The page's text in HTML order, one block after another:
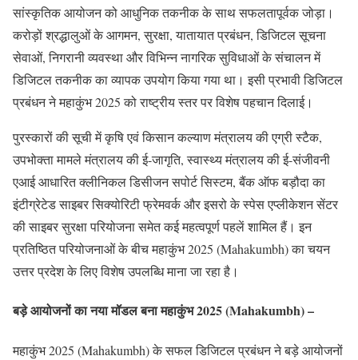
सांस्कृतिक आयोजन को आधुनिक तकनीक के साथ सफलतापूर्वक जोड़ा।
करोड़ों श्रद्धालुओं के आगमन, सुरक्षा, यातायात प्रबंधन, डिजिटल सूचना
सेवाओं, निगरानी व्यवस्था और विभिन्न नागरिक सुविधाओं के संचालन में
डिजिटल तकनीक का व्यापक उपयोग किया गया था। इसी प्रभावी डिजिटल
प्रबंधन ने महाकुंभ 2025 को राष्ट्रीय स्तर पर विशेष पहचान दिलाई।
पुरस्कारों की सूची में कृषि एवं किसान कल्याण मंत्रालय की एग्री स्टैक,
उपभोक्ता मामले मंत्रालय की ई-जागृति, स्वास्थ्य मंत्रालय की ई-संजीवनी
एआई आधारित क्लीनिकल डिसीजन सपोर्ट सिस्टम, बैंक ऑफ बड़ौदा का
इंटीग्रेटेड साइबर सिक्योरिटी फ्रेमवर्क और इसरो के स्पेस एप्लीकेशन सेंटर
की साइबर सुरक्षा परियोजना समेत कई महत्वपूर्ण पहलें शामिल हैं। इन
प्रतिष्ठित परियोजनाओं के बीच महाकुंभ 2025 (Mahakumbh) का चयन
उत्तर प्रदेश के लिए विशेष उपलब्धि माना जा रहा है।
बड़े आयोजनों का नया मॉडल बना महाकुंभ 2025 (Mahakumbh) –
महाकुंभ 2025 (Mahakumbh) के सफल डिजिटल प्रबंधन ने बड़े आयोजनों